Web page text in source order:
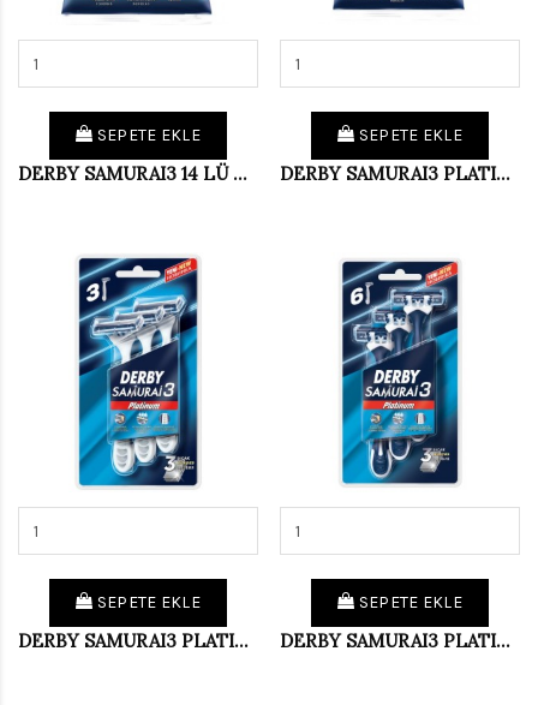
SEPETE EKLE
DERBY SAMURAI3 14 LÜ POŞET
SEPETE EKLE
DERBY SAMURAI3 PLATINUM 12 Lİ POŞET (PKT 4 LÜ)
SEPETE EKLE
DERBY SAMURAI3 PLATINUM 3 LÜ BLISTER (PKT 12 Lİ)
SEPETE EKLE
DERBY SAMURAI3 PLATINUM 6 LI BLISTER (PKT 9 LU)